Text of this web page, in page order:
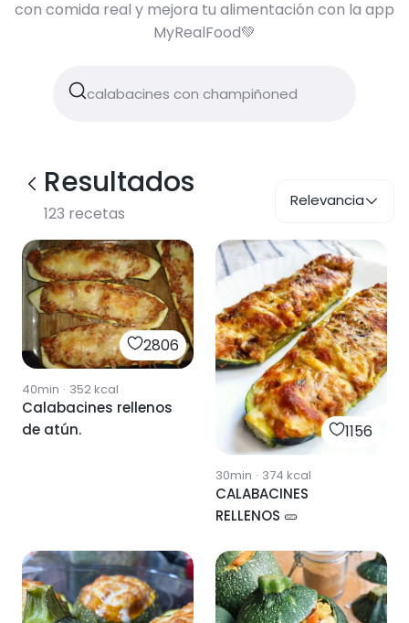
con comida real y mejora tu alimentación con la app
MyRealFood💚
Resultados
123 recetas
Relevancia
2806
40min · 352kcal
Calabacines rellenos
de atún.
1156
30min · 374 kcal
CALABACINES
RELLENOS 🥒